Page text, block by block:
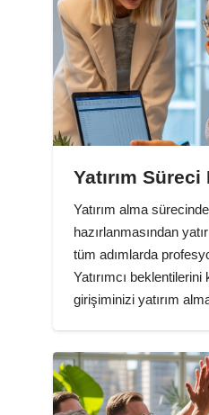
Yatırım Süreci
Yatırım alma
hazırlanmasından
tüm adımlarda
Yatırımcı
girişiminizi yatırım